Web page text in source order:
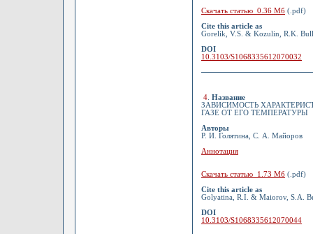
Скачать статью 0.36 Мб (.pdf)
Cite this article as
Gorelik, V.S. & Kozulin, R.K.
DOI
10.3103/S1068335612070032
4 Название
ЗАВИСИМОСТЬ
ГАЗЕ ОТ ЕГО ТЕМПЕРАТУРЫ
Авторы
Р. И. Голятина, С. А. Майоров
Аннотация
Скачать статью 1.73 Мб (.pdf)
Cite this article as
Golyatina, R.I. & Maiorov, S.A.
DOI
10.3103/S1068335612070044